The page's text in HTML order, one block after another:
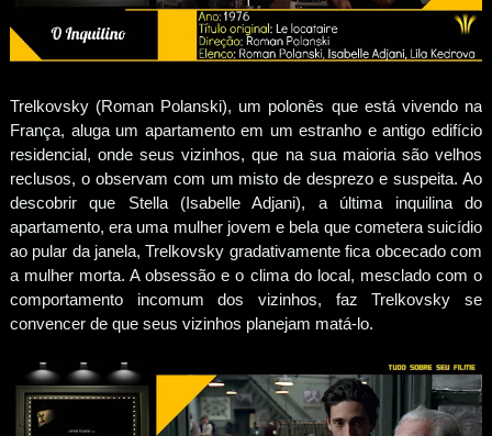
Trelkovsky (Roman Polanski), um polonês que está vivendo na
França, aluga um apartamento em um estranho e antigo edifício
residencial, onde seus vizinhos, que na sua maioria são velhos
reclusos, o observam com um misto de desprezo e suspeita. Ao
descobrir que Stella (Isabelle Adjani), a última inquilina do
apartamento, era uma mulher jovem e bela que cometera suicídio
ao pular da janela, Trelkovsky gradativamente fica obcecado com
a mulher morta. A obsessão e o clima do local, mesclado com o
comportamento incomum dos vizinhos, faz Trelkovsky se
convencer de que seus vizinhos planejam matá-lo.